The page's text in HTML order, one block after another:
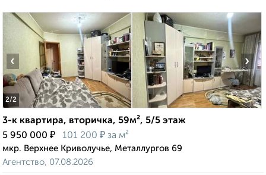
2/2
‹ ›
3-к квартира, вторичка, 59м², 5/5 этаж
5 950 000 ₽ 101 200 ₽ за м²
мкр. Верхнее Криволучье, Металлургов 69
Агентство, 07.08.2026